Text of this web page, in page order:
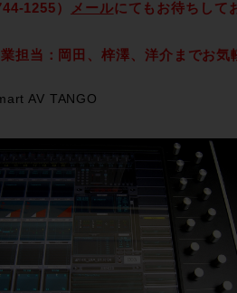
1255）
メールにてもお待ちして
担当：岡田、梓澤、洋介までお気
AV TANGO